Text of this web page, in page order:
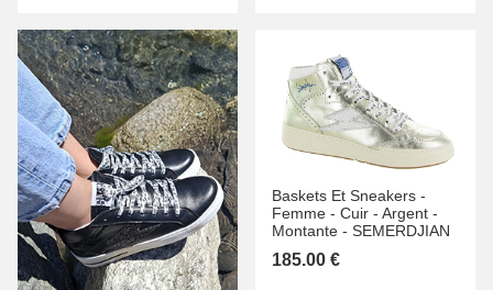
Baskets Et Sneakers -
Femme - Cuir - Argent -
Montante - SEMERDJIAN
185.00 €